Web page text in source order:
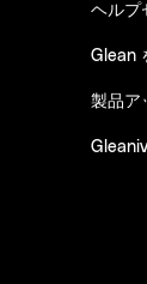
ヘルプ
Glean
製品ア